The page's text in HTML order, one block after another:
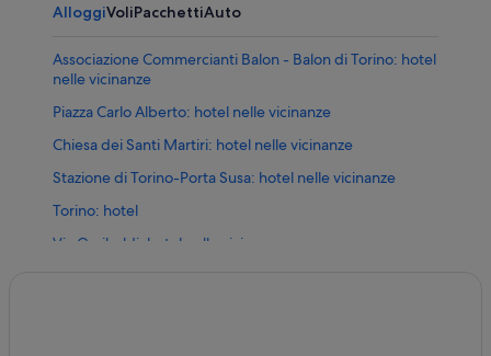
AlloggiVoliPacchettiAuto
Associazione Commercianti Balon - Balon di Torino: hotel
nelle vicinanze
Piazza Carlo Alberto: hotel nelle vicinanze
Chiesa dei Santi Martiri: hotel nelle vicinanze
Stazione di Torino-Porta Susa: hotel nelle vicinanze
Torino: hotel
Via Garibaldi: hotel nelle vicinanze